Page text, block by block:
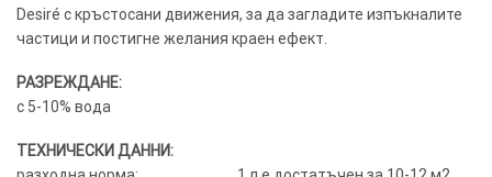
Desiré с кръстосани движения, за да загладите изпъкналите
частици и постигне желания краен ефект.
РАЗРЕЖДАНЕ:
с 5-10% вода
ТЕХНИЧЕСКИ ДАННИ: